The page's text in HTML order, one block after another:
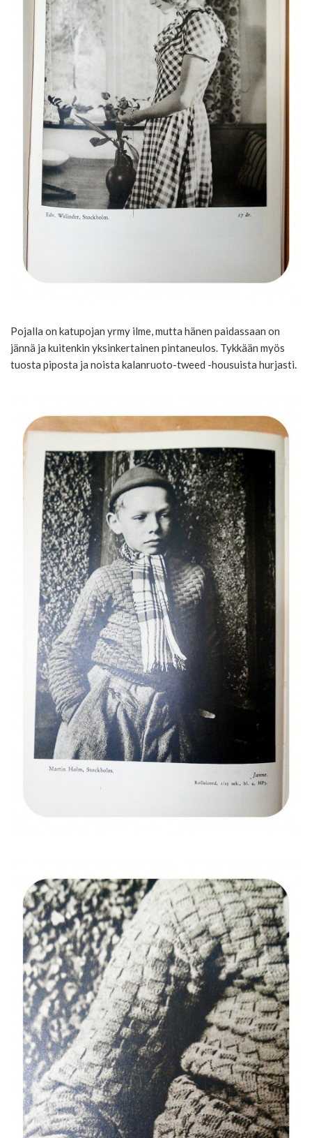
Pojalla on katupojan yrmy ilme, mutta hänen paidassaan on
jännä ja kuitenkin yksinkertainen pintaneulos. Tykkään myös
tuosta piposta ja noista kalanruoto-tweed -housuista hurjasti.